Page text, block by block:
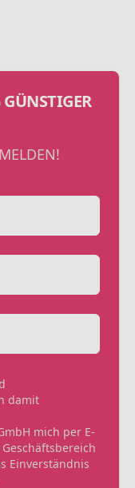
damit
mich per E-
Einverständnis